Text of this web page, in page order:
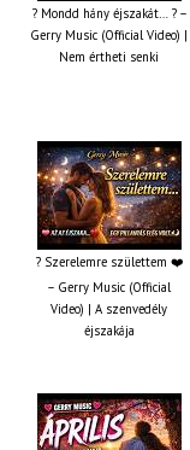
? Mondd hány éjszakát… ? –
Gerry Music (Official Video) |
Nem értheti senki
? Szerelemre születtem ❤️
– Gerry Music (Official
Video) | A szenvedély
éjszakája